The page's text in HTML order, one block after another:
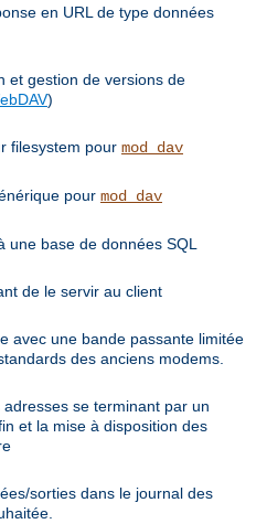
en URL de type données
et gestion de versions de
)
filesystem pour mod_dav
pour mod_dav
une base de données SQL
de le servir au client
avec une bande passante limitée
des anciens modems.
se terminant par un
et la mise à disposition des
sorties dans le journal des